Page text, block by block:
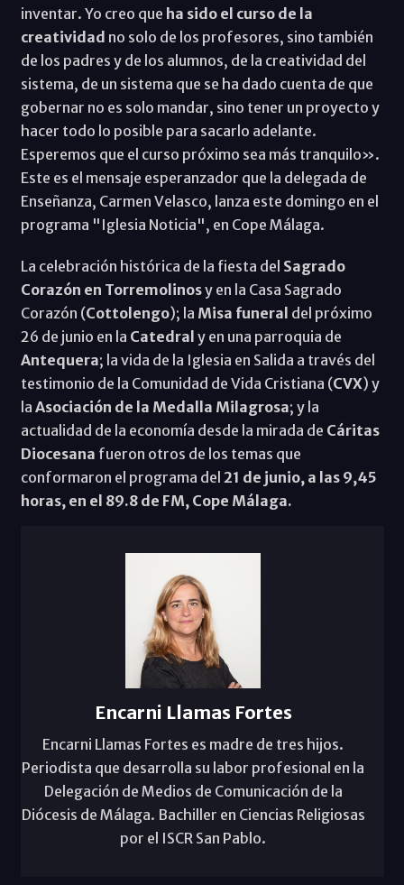
inventar. Yo creo que ha sido el curso de la
creatividad no solo de los profesores, sino también
de los padres y de los alumnos, de la creatividad del
sistema, de un sistema que se ha dado cuenta de que
gobernar no es solo mandar, sino tener un proyecto y
hacer todo lo posible para sacarlo adelante.
Esperemos que el curso próximo sea más tranquilo».
Este es el mensaje esperanzador que la delegada de
Enseñanza, Carmen Velasco, lanza este domingo en el
programa "Iglesia Noticia", en Cope Málaga.
La celebración histórica de la fiesta del Sagrado
Corazón en Torremolinosy en la Casa Sagrado
Corazón (Cottolengo); la Misa funeral del próximo
26 de junio en la Catedral y en una parroquia de
Antequera; la vida de la Iglesia en Salida a través del
testimonio de la Comunidad de Vida Cristiana (CVX) y
la Asociación de la Medalla Milagrosa; y la
actualidad de la economía desde la mirada de Cáritas
Diocesana fueron otros de los temas que
conformaron el programa del 21 de junio, a las 9,45
horas, en el 89.8 de FM, Cope Málaga.
Encarni Llamas Fortes
Encarni Llamas Fortes es madre de tres hijos.
Periodista que desarrolla su labor profesional en la
Delegación de Medios de Comunicación de la
Diócesis de Málaga. Bachiller en Ciencias Religiosas
por el ISCR San Pablo.